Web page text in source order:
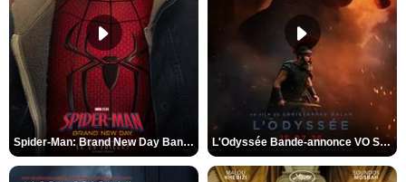
Spider-Man: Brand New Day Bande-annonce VO STFR L'Odyssée Bande-annonce VO STFR